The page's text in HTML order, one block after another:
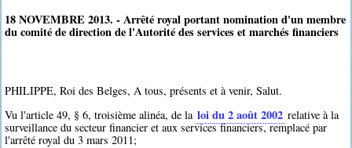
18 NOVEMBRE 2013. - Arrêté royal portant nomination d'un membre
du comité de direction de l'Autorité des services et marchés financiers
PHILIPPE, Roi des Belges, A tous, présents et à venir, Salut.
Vu l'article 49, § 6, troisième alinéa, de la loi du 2 août 2002 relative à la
surveillance du secteur financier et aux services financiers, remplacé par
l'arrêté royal du 3 mars 2011;